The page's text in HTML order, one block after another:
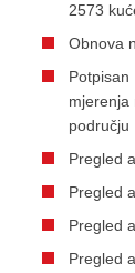
2573
Obnova
Potpisan
mjerenja
području
Pregled
Pregled
Pregled
Pregled